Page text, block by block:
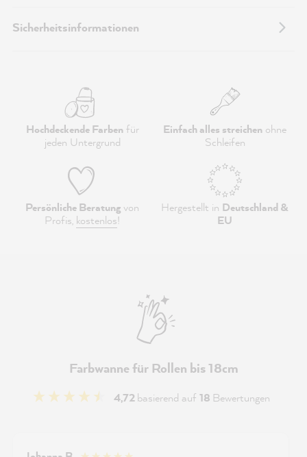
Sicherheitsinformationen
Hochdeckende Farbenfür
jeden Untergrund
Einfach alles streichen ohne
Schleifen
Persönliche Beratungvon
Profis, kostenlos!
Hergestellt in Deutschland &
EU
Farbwanne für Rollen bis 18cm
4,72basierend auf 18 Bewertungen